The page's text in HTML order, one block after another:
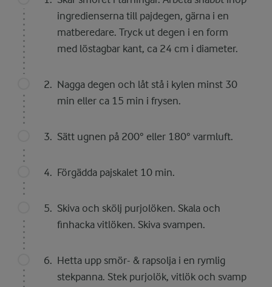
ingredienserna till pajdegen, gärna i en
matberedare. Tryck ut degen i en form
med löstagbar kant, ca 24 cm i diameter.
Nagga degen och låt stå i kylen minst 30
min eller ca 15 min i frysen.
Sätt ugnen på 200° eller 180° varmluft.
Förgädda pajskalet 10 min.
Skiva och skölj purjolöken. Skala och
finhacka vitlöken. Skiva svampen.
Hetta upp smör- & rapsolja i en rymlig
stekpanna. Stek purjolök, vitlök och svamp